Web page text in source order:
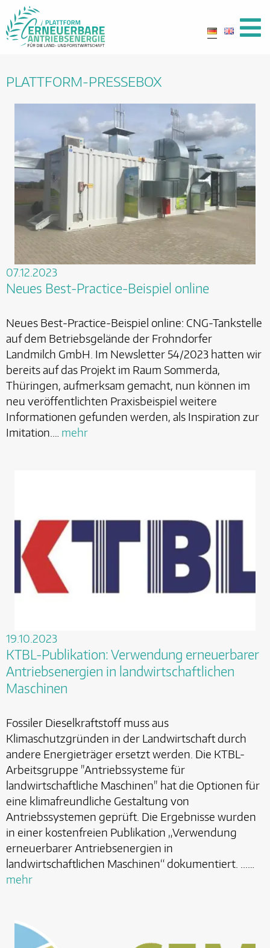
PLATTFORM-PRESSEBOX
07.12.2023
Neues Best-Practice-Beispiel online
Neues Best-Practice-Beispiel online: CNG-Tankstelle
auf dem Betriebsgelände der Frohndorfer
Landmilch GmbH. Im Newsletter 54/2023 hatten wir
bereits auf das Projekt im Raum Sommerda,
Thüringen, aufmerksam gemacht, nun können im
neu veröffentlichten Praxisbeispiel weitere
Informationen gefunden werden, als Inspiration zur
Imitation.… mehr
19.10.2023
KTBL-Publikation: Verwendung erneuerbarer
Antriebsenergien in landwirtschaftlichen
Maschinen
Fossiler Dieselkraftstoff muss aus
Klimaschutzgründen in der Landwirtschaft durch
andere Energieträger ersetzt werden. Die KTBL-
Arbeitsgruppe "Antriebssysteme für
landwirtschaftliche Maschinen" hat die Optionen für
eine klimafreundliche Gestaltung von
Antriebssystemen geprüft. Die Ergebnisse wurden
in einer kostenfreien Publikation „Verwendung
erneuerbarer Antriebsenergien in
landwirtschaftlichen Maschinen“ dokumentiert. ...…
mehr